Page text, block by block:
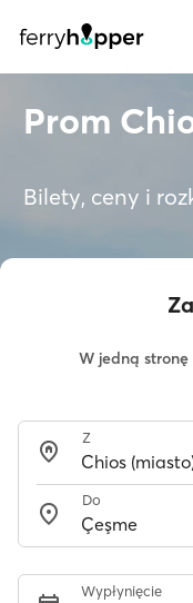
Prom
Bilety, ceny i
W jedną stronę
Z
Do
Wypłynięcie